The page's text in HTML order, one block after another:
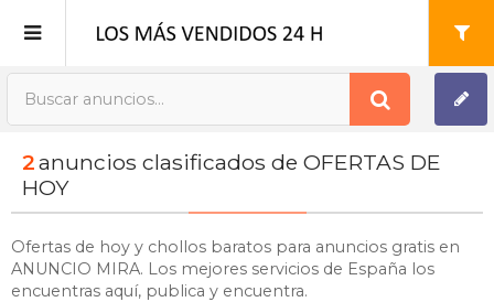
Publica tu Anuncio
Registro
2anuncios clasificados de OFERTAS DE
HOY
Ofertas de hoy y chollos baratos para anuncios gratis en
ANUNCIO MIRA. Los mejores servicios de España los
encuentras aquí, publica y encuentra.